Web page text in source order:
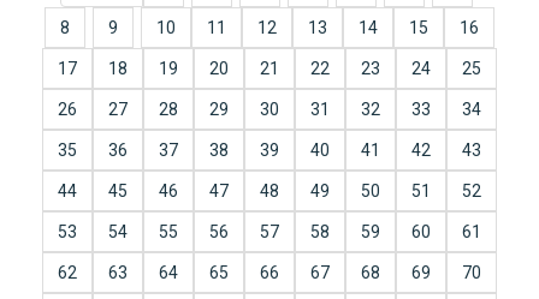
8 9 10 11 12 13 14 15 16
17 18 19 20 21 22 23 24 25
26 27 28 29 30 31 32 33 34
35 36 37 38 39 40 41 42 43
44 45 46 47 48 49 50 51 52
53 54 55 56 57 58 59 60 61
62 63 64 65 66 67 68 69 70